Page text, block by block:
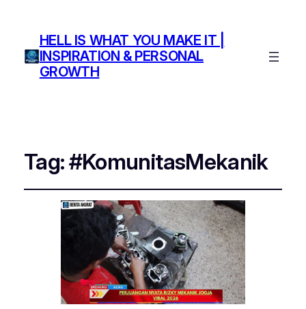
HELL IS WHAT YOU MAKE IT |
INSPIRATION & PERSONAL
GROWTH
Tag:#KomunitasMekanik